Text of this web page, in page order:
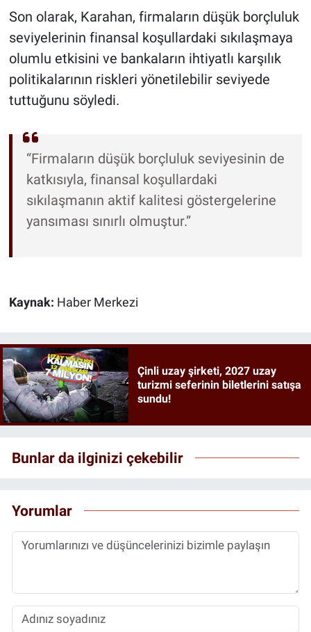
Son olarak, Karahan, firmaların düşük borçluluk
seviyelerinin finansal koşullardaki sıkılaşmaya
olumlu etkisini ve bankaların ihtiyatlı karşılık
politikalarının riskleri yönetilebilir seviyede
tuttuğunu söyledi.
“Firmaların düşük borçluluk seviyesinin de
katkısıyla, finansal koşullardaki
sıkılaşmanın aktif kalitesi göstergelerine
yansıması sınırlı olmuştur.”
Kaynak: Haber Merkezi
Çinli uzay şirketi, 2027 uzay
turizmi seferinin biletlerini satışa
sundu!
Bunlar da ilginizi çekebilir
Yorumlar